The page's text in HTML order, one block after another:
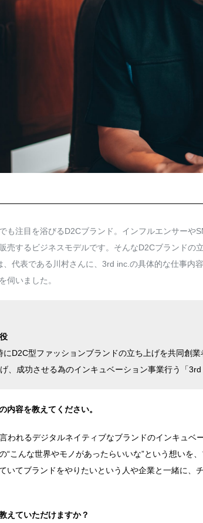
も注目を浴びるD2Cブランド。インフルエンサーや
売するビジネスモデルです。そんなD2Cブランドの
、代表である川村さんに、3rd inc.の具体的な仕事内
伺いました。
にD2C型ファッションブランドの立ち上げを共同創
、成功させる為のインキュベーション事業行う「
容を教えてください。
われるデジタルネイティブなブランドのインキュ
“こんな世界やモノがあったらいいな”という想いを
いてブランドをやりたいという人や企業と一緒に、
えていただけますか？